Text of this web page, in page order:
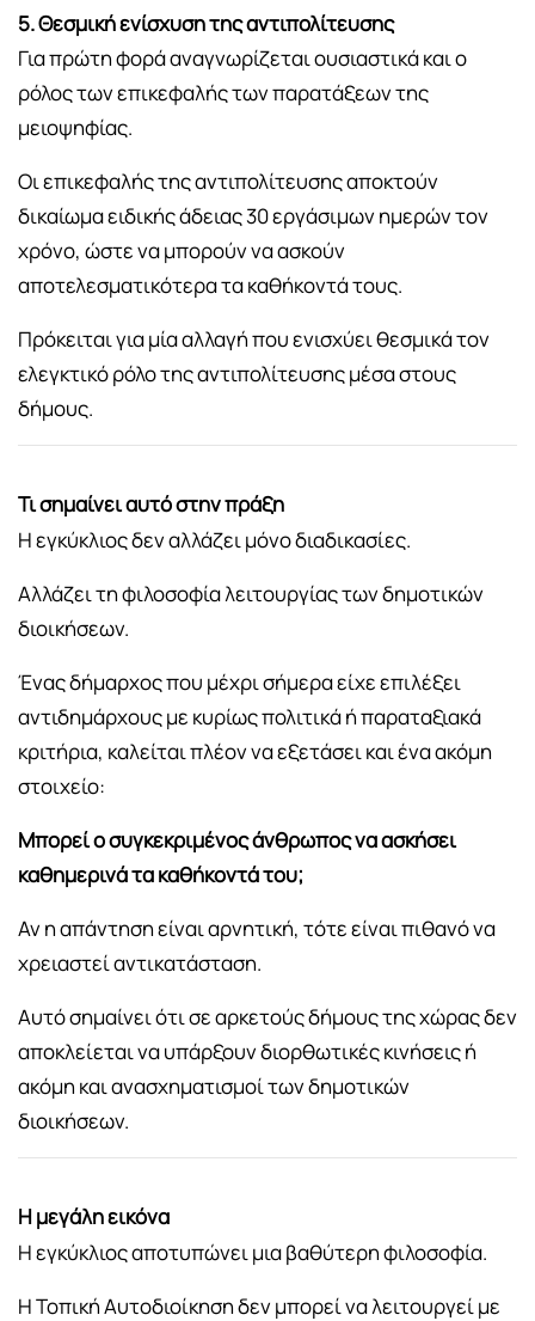
5. Θεσμική ενίσχυση της αντιπολίτευσης
Για πρώτη φορά αναγνωρίζεται ουσιαστικά και ο
ρόλος των επικεφαλής των παρατάξεων της
μειοψηφίας.
Οι επικεφαλής της αντιπολίτευσης αποκτούν
δικαίωμα ειδικής άδειας 30 εργάσιμων ημερών τον
χρόνο, ώστε να μπορούν να ασκούν
αποτελεσματικότερα τα καθήκοντά τους.
Πρόκειται για μία αλλαγή που ενισχύει θεσμικά τον
ελεγκτικό ρόλο της αντιπολίτευσης μέσα στους
δήμους.
Τι σημαίνει αυτό στην πράξη
Η εγκύκλιος δεν αλλάζει μόνο διαδικασίες.
Αλλάζει τη φιλοσοφία λειτουργίας των δημοτικών
διοικήσεων.
Ένας δήμαρχος που μέχρι σήμερα είχε επιλέξει
αντιδημάρχους με κυρίως πολιτικά ή παραταξιακά
κριτήρια, καλείται πλέον να εξετάσει και ένα ακόμη
στοιχείο:
Μπορεί ο συγκεκριμένος άνθρωπος να ασκήσει
καθημερινά τα καθήκοντά του;
Αν η απάντηση είναι αρνητική, τότε είναι πιθανό να
χρειαστεί αντικατάσταση.
Αυτό σημαίνει ότι σε αρκετούς δήμους της χώρας δεν
αποκλείεται να υπάρξουν διορθωτικές κινήσεις ή
ακόμη και ανασχηματισμοί των δημοτικών
διοικήσεων.
Η μεγάλη εικόνα
Η εγκύκλιος αποτυπώνει μια βαθύτερη φιλοσοφία.
Η Τοπική Αυτοδιοίκηση δεν μπορεί να λειτουργεί με